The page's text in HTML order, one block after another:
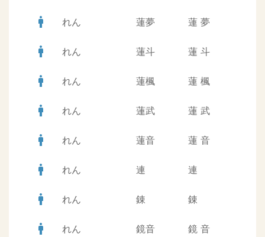
man れん 蓮夢 蓮 夢
man れん 蓮斗 蓮 斗
man れん 蓮楓 蓮 楓
man れん 蓮武 蓮 武
man れん 蓮音 蓮 音
man れん 連 連
man れん 錬 錬
man れん 鏡音 鏡 音